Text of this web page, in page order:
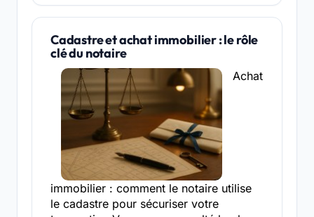
Cadastre et achat immobilier : le rôle
clé du notaire
Achat
immobilier : comment le notaire utilise
le cadastre pour sécuriser votre